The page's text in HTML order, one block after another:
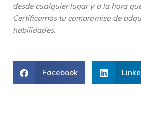
desde cualquier lugar y a la hora
Certificamos tu compromiso de
habilidades.
Facebook